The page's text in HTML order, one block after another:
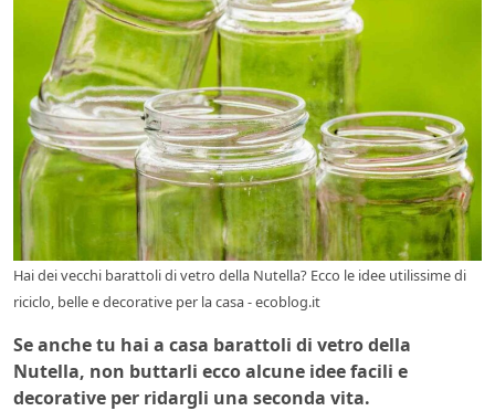
Hai dei vecchi barattoli di vetro della Nutella? Ecco le idee utilissime di
riciclo, belle e decorative per la casa - ecoblog.it
Se anche tu hai a casa barattoli di vetro della
Nutella, non buttarli ecco alcune idee facili e
decorative per ridargli una seconda vita.